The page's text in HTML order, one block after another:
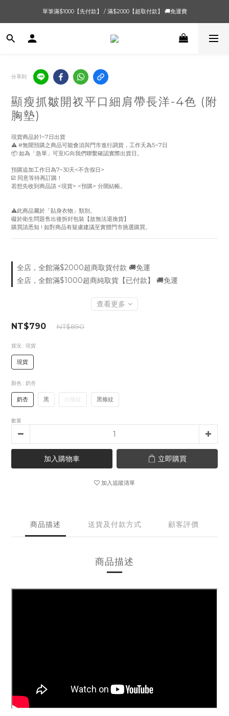
單筆滿$1000【先付款】 / 滿$2000【超取付款】 🚚免運費
單筆滿$1000【先付款】 / 滿$2000【超取付款】 🚚免運費
8/4 夏季最後新品💙20:00 IG直播價 【8/10收單】
分享到
顯瘦抓皺開衩平口細肩帶長洋-4色 (附
胸墊)
現貨商品於1~7日出貨
⚠️ #無開預購之商品可能會須與門市進行調貨，工作天為5~7日
📦 如為「急單」可至IG向我們聯繫確認實際出貨日。
預購追加工作日為7~30天<不含假日>
☑️ 同意等待再訂購！
若想先收到商品請 <現貨> <預購> 分開結帳。
⚠️此商品屬於「貼身衣物」類別。
礙於衛生問題售出後拆封包裝【故無法退換貨】
購買請悉知 ! 如對商品有疑慮建議至實體門市挑選購買。
全店，全館滿$2000超商取貨付款 🚚免運
全店，全館滿$1000超商純取貨【已付款】 🚚免運
查看更多
NT$790 NT$890
貨況 : 現貨
現貨
顏色 : 奶杏
奶杏 黑 黑條紋
數量
加入購物車 立即購買
加入追蹤清單
商品描述 送貨及付款方式 顧客評價
商品描述